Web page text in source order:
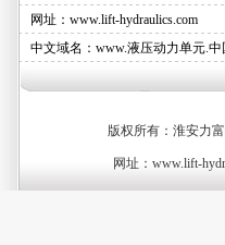
网址：www.lift-hydraulics.com
中文域名：www.液压动力单元.中
版权所有：淮安力
网址：www.lift-